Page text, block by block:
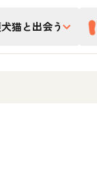
猫と出会う